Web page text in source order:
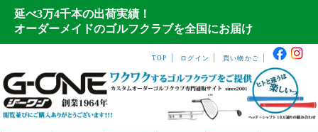
延べ3万4千本の出荷実績！
オーダーメイドのゴルフクラブを全国にお届け
TOP ログイン 買い物かご